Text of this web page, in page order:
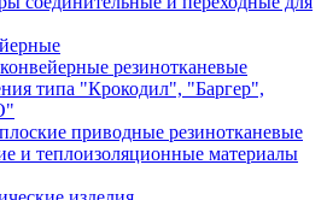
резинотканевые
типа "Крокодил", "Баргер",
приводные резинотканевые
и теплоизоляционные материалы